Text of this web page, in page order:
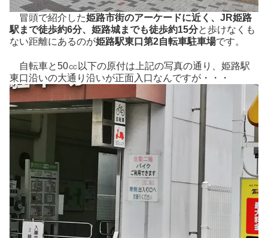
冒頭で紹介した姫路市街のアーケードに近く、JR姫路
駅まで徒歩約6分、姫路城までも徒歩約15分と歩けなくも
ない距離にあるのが姫路駅東口第2自転車駐車場です。
自転車と50㏄以下の原付は上記の写真の通り、姫路駅
東口沿いの大通り沿いが正面入口なんですが・・・